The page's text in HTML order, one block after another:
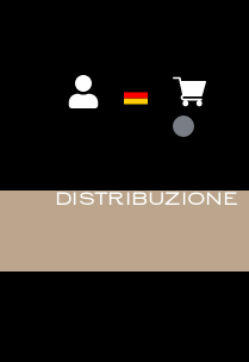
DISTRIBUZIONE